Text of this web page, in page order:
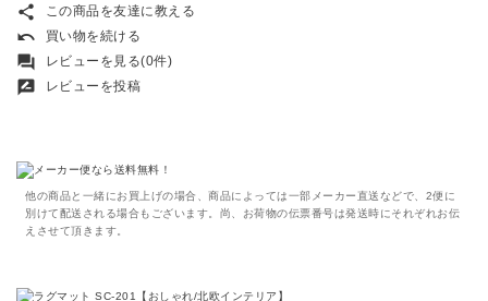
share この商品を友達に教える
undo 買い物を続ける
forum レビューを見る(0件)
rate_review レビューを投稿
他の商品と一緒にお買上げの場合、商品によっては一部メーカー直送などで、2便に
別けて配送される場合もございます。尚、お荷物の伝票番号は発送時にそれぞれお伝
えさせて頂きます。